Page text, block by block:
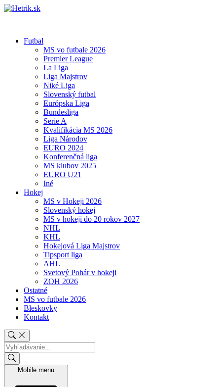
Futbal
MS vo futbale 2026
Premier League
La Liga
Liga Majstrov
Niké Liga
Slovenský futbal
Európska Liga
Bundesliga
Serie A
Kvalifikácia MS 2026
Liga Národov
EURO 2024
Konferenčná liga
MS klubov 2025
EURO U21
Iné
Hokej
MS v Hokeji 2026
Slovenský hokej
MS v hokeji do 20 rokov 2027
NHL
KHL
Hokejová Liga Majstrov
Tipsport liga
AHL
Svetový Pohár v hokeji
ZOH 2026
Ostatné
MS vo futbale 2026
Bleskovky
Kontakt
Mobile menu